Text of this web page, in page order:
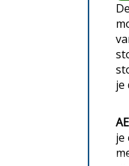
je
je